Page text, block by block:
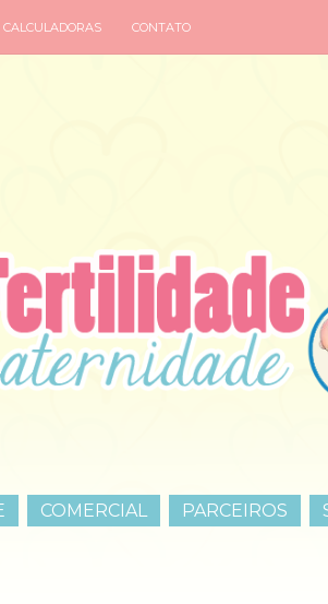
CALCULADORAS CONTATO
COMERCIAL PARCEIROS